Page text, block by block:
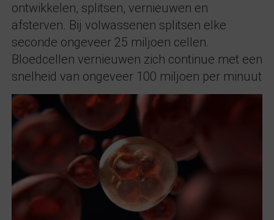
ontwikkelen, splitsen, vernieuwen en
afsterven. Bij volwassenen splitsen elke
seconde ongeveer 25 miljoen cellen.
Bloedcellen vernieuwen zich continue met een
snelheid van ongeveer 100 miljoen per minuut